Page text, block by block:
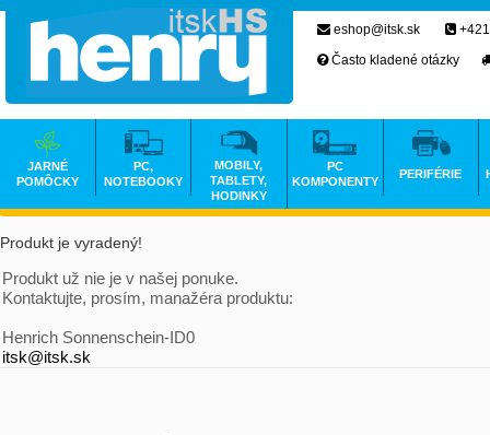
Produkt je vyradený!
Produkt už nie je v našej ponuke.
Kontaktujte, prosím, manažéra produktu:
Henrich Sonnenschein-ID0
itsk@itsk.sk
eshop@itsk.sk
Často kladené otázky
JARNÉ
POMÔCKY
PC,
NOTEBOOKY
MOBILY,
TABLETY,
HODINKY
PC
KOMPONENTY
PERIFÉRIE